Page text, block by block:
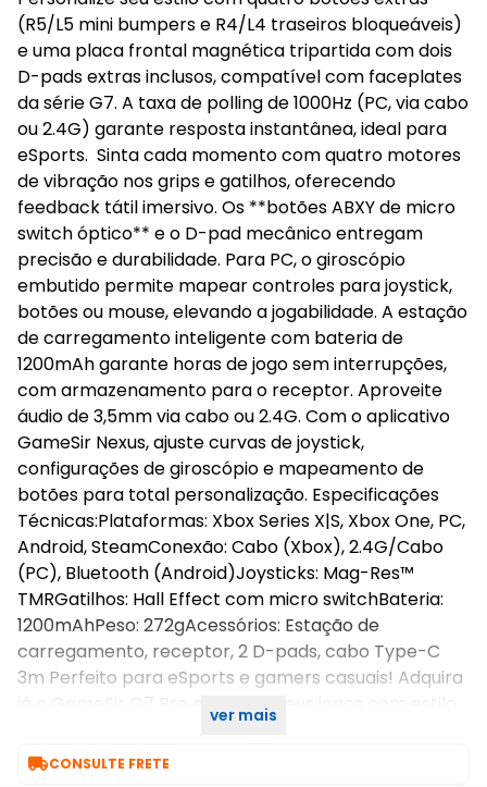
(R5/L5 mini bumpers e R4/L4 traseiros bloqueáveis)
e uma placa frontal magnética tripartida com dois
D-pads extras inclusos, compatível com faceplates
da série G7. A taxa de polling de 1000Hz (PC, via cabo
ou 2.4G) garante resposta instantânea, ideal para
eSports. Sinta cada momento com quatro motores
de vibração nos grips e gatilhos, oferecendo
feedback tátil imersivo. Os **botões ABXY de micro
switch óptico** e o D-pad mecânico entregam
precisão e durabilidade. Para PC, o giroscópio
embutido permite mapear controles para joystick,
botões ou mouse, elevando a jogabilidade. A estação
de carregamento inteligente com bateria de
1200mAh garante horas de jogo sem interrupções,
com armazenamento para o receptor. Aproveite
áudio de 3,5mm via cabo ou 2.4G. Com o aplicativo
GameSir Nexus, ajuste curvas de joystick,
configurações de giroscópio e mapeamento de
botões para total personalização. Especificações
Técnicas:Plataformas: Xbox Series X|S, Xbox One, PC,
Android, SteamConexão: Cabo (Xbox), 2.4G/Cabo
(PC), Bluetooth (Android)Joysticks: Mag-Res™
TMRGatilhos: Hall Effect com micro switchBateria:
1200mAhPeso: 272gAcessórios: Estação de
carregamento, receptor, 2 D-pads, cabo Type-C
3m Perfeito para eSports e gamers casuais! Adquira
já o GameSir G7 Pro e domine seus jogos com estilo
ver mais
CONSULTE FRETE